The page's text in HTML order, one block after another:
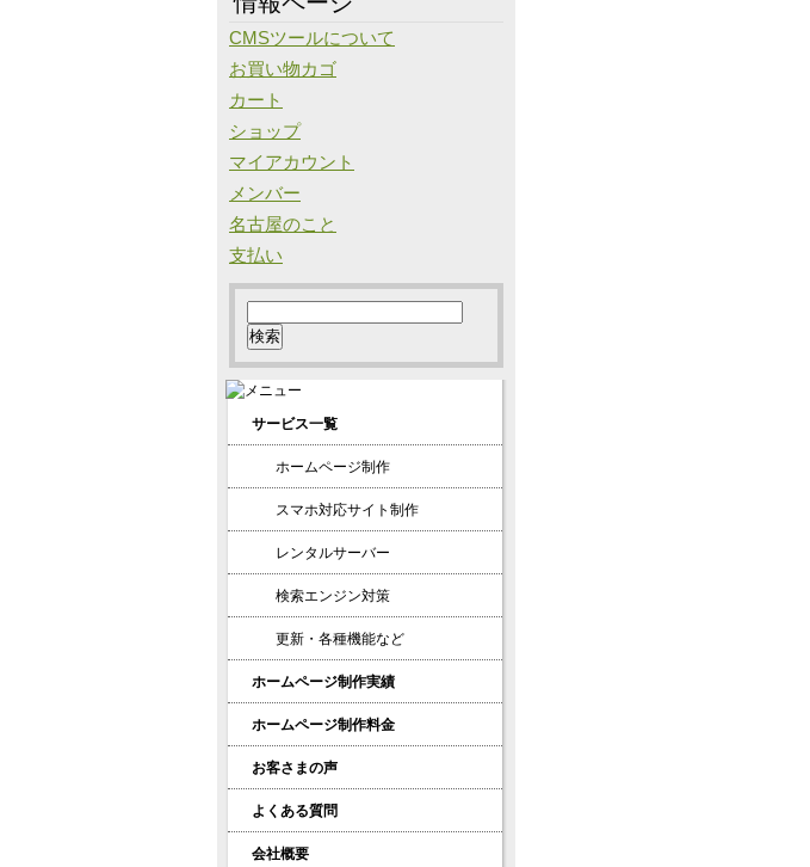
CMSツールについて
お買い物カゴ
カート
ショップ
マイアカウント
メンバー
名古屋のこと
支払い
索:
サービス一覧
ホームページ制作
スマホ対応サイト制作
レンタルサーバー
検索エンジン対策
更新・各種機能など
ホームページ制作実績
ホームページ制作料金
お客さまの声
よくある質問
会社概要